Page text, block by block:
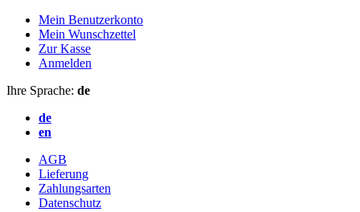
Mein Benutzerkonto
Mein Wunschzettel
Zur Kasse
Anmelden
Ihre Sprache: de
de
en
AGB
Lieferung
Zahlungsarten
Datenschutz